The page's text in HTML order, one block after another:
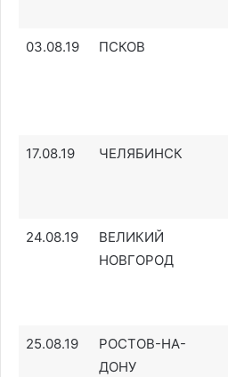
03.08.19 ПСКОВ
17.08.19 ЧЕЛЯБИНСК
24.08.19
ВЕЛИКИЙ
НОВГОРОД
25.08.19
РОСТОВ-НА-
ДОНУ